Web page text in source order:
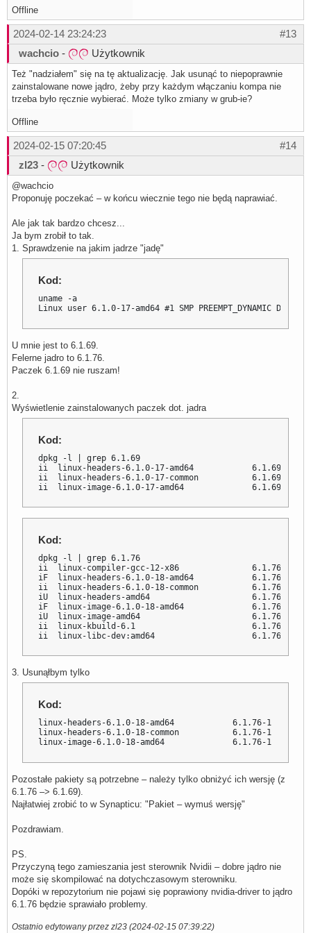
Offline
#13
2024-02-14 23:24:23
wachcio - Użytkownik
Też "nadziałem" się na tę aktualizację. Jak usunąć to niepoprawnie
zainstalowane nowe jądro, żeby przy każdym włączaniu kompa nie
trzeba było ręcznie wybierać. Może tylko zmiany w grub-ie?
Offline
#14
2024-02-15 07:20:45
zl23 - Użytkownik
@wachcio
Proponuję poczekać – w końcu wiecznie tego nie będą naprawiać.
Ale jak tak bardzo chcesz...
Ja bym zrobił to tak.
1. Sprawdzenie na jakim jadrze "jadę"
Kod:
uname -a
Linux user 6.1.0-17-amd64 #1 SMP PREEMPT_DYNAMIC
U mnie jest to 6.1.69.
Felerne jadro to 6.1.76.
Paczek 6.1.69 nie ruszam!
2.
Wyświetlenie zainstalowanych paczek dot. jadra
Kod:
dpkg -l | grep 6.1.69
ii  linux-headers-6.1.0-17-amd64            6.1.69-1
ii  linux-headers-6.1.0-17-common
ii  linux-image-6.1.0-17-amd64              6.1.69-
Kod:
dpkg -l | grep 6.1.76
ii  linux-compiler-gcc-12-x86               6.1.76-1
iF  linux-headers-6.1.0-18-amd64            6.1.76-
ii  linux-headers-6.1.0-18-common
iU  linux-headers-amd64                     6.1.76-1
iF  linux-image-6.1.0-18-amd64              6.1.76-
iU  linux-image-amd64                       6.1.76-1
ii  linux-kbuild-6.1                        6.1.76-1
ii  linux-libc-dev:amd64                    6.1.76-1
3. Usunąłbym tylko
Kod:
linux-headers-6.1.0-18-amd64
linux-headers-6.1.0-18-common           6.1.76-1
linux-image-6.1.0-18-amd64              6.1.76-1
Pozostałe pakiety są potrzebne – należy tylko obniżyć ich wersję (z
6.1.76 –> 6.1.69).
Najłatwiej zrobić to w Synapticu: "Pakiet – wymuś wersję"
Pozdrawiam.
PS.
Przyczyną tego zamieszania jest sterownik Nvidii – dobre jądro nie
może się skompilować na dotychczasowym sterowniku.
Dopóki w repozytorium nie pojawi się poprawiony nvidia-driver to jądro
6.1.76 będzie sprawiało problemy.
Ostatnio edytowany przez zl23 (2024-02-15 07:39:22)